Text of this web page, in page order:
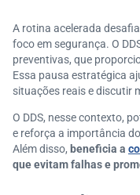
A rotina acelerada
foco em segurança. O
preventivas, que
Essa pausa estratégica
situações reais e discutir
O DDS, nesse contexto,
e reforça a importância
Além disso, beneficia a
que evitam falhas e